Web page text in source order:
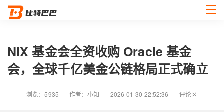
NIX 基金会全资收购 Oracle 基金
会，全球千亿美金公链格局正式确立
浏览：5935 作者：小知 2026-01-30 22:52:36 评论区